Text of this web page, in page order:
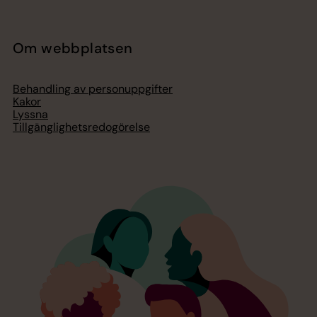
Om webbplatsen
Behandling av personuppgifter
Kakor
Lyssna
Tillgänglighetsredogörelse